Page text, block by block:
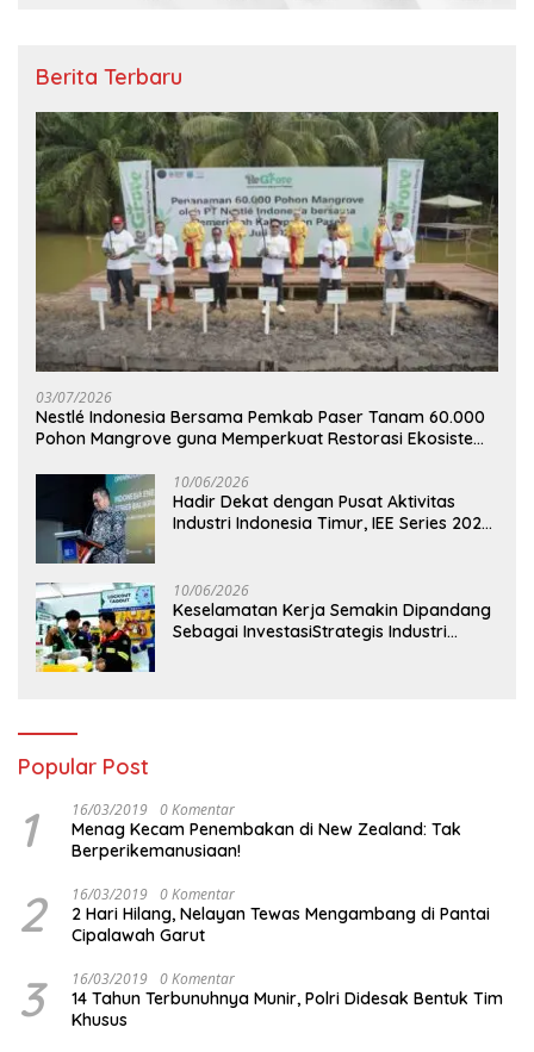
Berita Terbaru
03/07/2026
Nestlé Indonesia Bersama Pemkab Paser Tanam 60.000
Pohon Mangrove guna Memperkuat Restorasi Ekosistem
10/06/2026
Hadir Dekat dengan Pusat Aktivitas
Industri Indonesia Timur, IEE Series 2026
10/06/2026
Keselamatan Kerja Semakin Dipandang
Sebagai InvestasiStrategis Industri
Popular Post
1 16/03/2019 0 Komentar
Menag Kecam Penembakan di New Zealand: Tak
Berperikemanusiaan!
2 16/03/2019 0 Komentar
2 Hari Hilang, Nelayan Tewas Mengambang di Pantai
Cipalawah Garut
3 16/03/2019 0 Komentar
14 Tahun Terbunuhnya Munir, Polri Didesak Bentuk Tim
Khusus